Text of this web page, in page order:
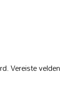
Vereiste velden